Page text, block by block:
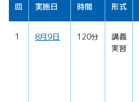
回 実施日 時間 形式
1 8月9日 120分
講義
実習